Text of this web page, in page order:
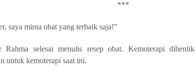
***
saya minta obat yang terbaik saja!”
Rahma selesai menulis resep obat. Kemoterapi
untuk kemoterapi saat ini.